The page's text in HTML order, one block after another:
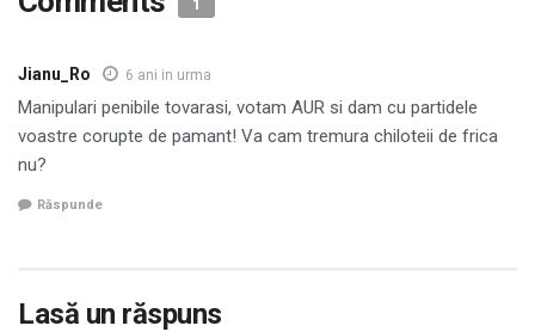
1
Jianu_Ro 6 ani in urma
Manipulari penibile tovarasi, votam AUR si dam cu partidele
voastre corupte de pamant! Va cam tremura chiloteii de frica
nu?
Răspunde
Lasă un răspuns